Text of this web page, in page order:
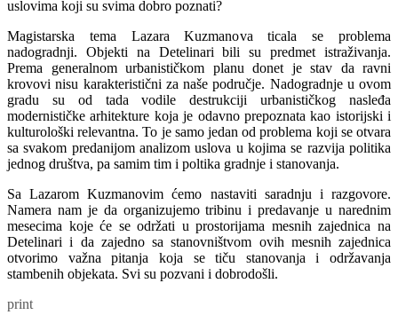
uslovima koji su svima dobro poznati?
Magistarska tema Lazara Kuzmanova ticala se problema
nadogradnji. Objekti na Detelinari bili su predmet istraživanja.
Prema generalnom urbanističkom planu donet je stav da ravni
krovovi nisu karakteristični za naše područje. Nadogradnje u ovom
gradu su od tada vodile destrukciji urbanističkog nasleđa
modernističke arhitekture koja je odavno prepoznata kao istorijski i
kulturološki relevantna. To je samo jedan od problema koji se otvara
sa svakom predanijom analizom uslova u kojima se razvija politika
jednog društva, pa samim tim i poltika gradnje i stanovanja.
Sa Lazarom Kuzmanovim ćemo nastaviti saradnju i razgovore.
Namera nam je da organizujemo tribinu i predavanje u narednim
mesecima koje će se održati u prostorijama mesnih zajednica na
Detelinari i da zajedno sa stanovništvom ovih mesnih zajednica
otvorimo važna pitanja koja se tiču stanovanja i održavanja
stambenih objekata. Svi su pozvani i dobrodošli.
print